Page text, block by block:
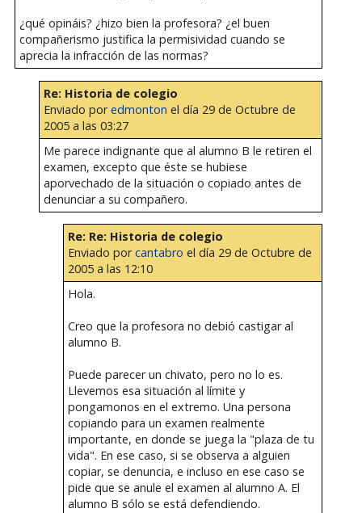
¿qué opináis? ¿hizo bien la profesora? ¿el buen
compañerismo justifica la permisividad cuando se
aprecia la infracción de las normas?
Re: Historia de colegio
Enviado poredmonton el día 29 de Octubre de
2005 a las 03:27
Me parece indignante que al alumno B le retiren el
examen, excepto que éste se hubiese
aporvechado de la situación o copiado antes de
denunciar a su compañero.
Re: Re: Historia de colegio
Enviado porcantabro el día 29 de Octubre de
2005 a las 12:10
Hola.
Creo que la profesora no debió castigar al
alumno B.
Puede parecer un chivato, pero no lo es.
Llevemos esa situación al límite y
pongamonos en el extremo. Una persona
copiando para un examen realmente
importante, en donde se juega la "plaza de tu
vida". En ese caso, si se observa a alguien
copiar, se denuncia, e incluso en ese caso se
pide que se anule el examen al alumno A. El
alumno B sólo se está defendiendo.